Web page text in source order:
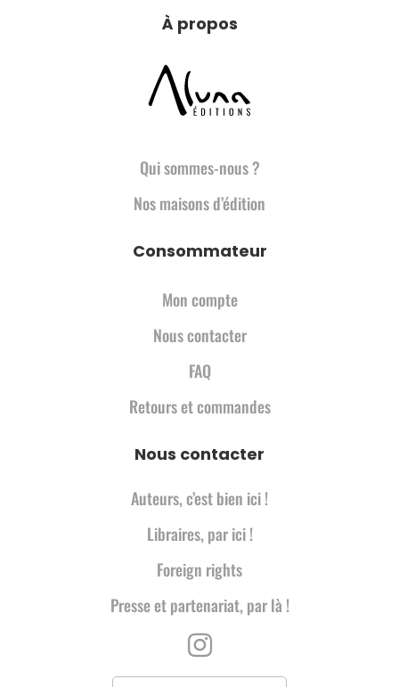
À propos
Qui sommes-nous ?
Nos maisons d’édition
Consommateur
Mon compte
Nous contacter
FAQ
Retours et commandes
Nous contacter
Auteurs, c’est bien ici !
Libraires, par ici !
Foreign rights
Presse et partenariat, par là !